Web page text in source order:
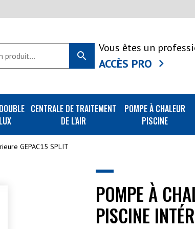
search
Vous êtes un
ACCÈS PRO
CENTRALE DE TRAITEMENT
DE L'AIR
POMPE À CHALEUR
PISCINE
GEPAC15 SPLIT
POMPE À
PISCINE